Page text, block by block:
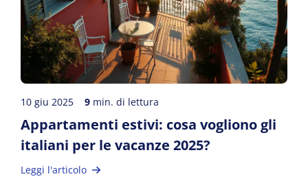
10 giu 2025 9 min. di lettura
Appartamenti estivi: cosa vogliono gli
italiani per le vacanze 2025?
Leggi l'articolo